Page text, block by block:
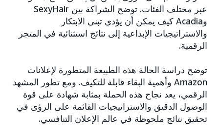
عبر مختلف الفئات. توضح الشراكة بين SexyHair
وAcadia كيف يمكن أن يؤدي تبني الابتكار
والاستراتيجيات الإبداعية إلى نتائج استثنائية في المتجر
الرقمية.
توضح دراسة الحالة هذه الطبيعة المتطورة لإعلانات
Amazon وأهمية البقاء قابلة للتكيف. ومع تطور المشهد
الرقمي، يعد نجاح هذه الحملة بمثابة شهادة على قوة
الوصول الدقيق والاستراتيجيات القائمة على الرؤى في
تحقيق نتائج ملحوظة في عالم الإعلان التنافسي.